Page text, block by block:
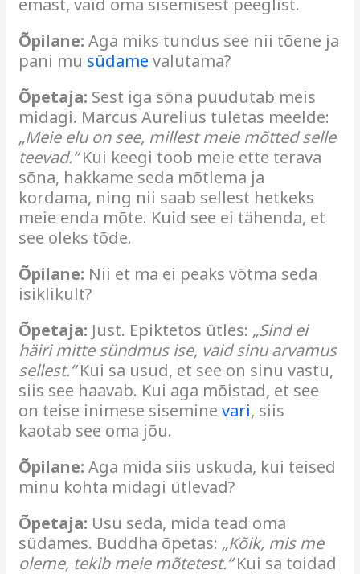
emast, vaid oma sisemisest peeglist.
Õpilane: Aga miks tundus see nii tõene ja
pani mu südame valutama?
Õpetaja: Sest iga sõna puudutab meis
midagi. Marcus Aurelius tuletas meelde:
„Meie elu on see, millest meie mõtted selle
teevad.“Kui keegi toob meie ette terava
sõna, hakkame seda mõtlema ja
kordama, ning nii saab sellest hetkeks
meie enda mõte. Kuid see ei tähenda, et
see oleks tõde.
Õpilane: Nii et ma ei peaks võtma seda
isiklikult?
Õpetaja: Just. Epiktetos ütles: „Sind ei
häiri mitte sündmus ise, vaid sinu arvamus
sellest.“Kui sa usud, et see on sinu vastu,
siis see haavab. Kui aga mõistad, et see
on teise inimese siseminevari, siis
kaotab see oma jõu.
Õpilane: Aga mida siis uskuda, kui teised
minu kohta midagi ütlevad?
Õpetaja: Usu seda, mida tead oma
südames. Buddha õpetas: „Kõik, mis me
oleme, tekib meie mõtetest.“Kui sa toidad